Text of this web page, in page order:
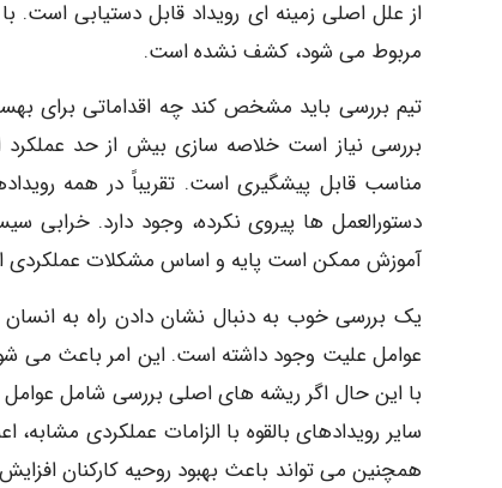
از علل اصلی زمینه ای رویداد قابل دستیابی است.
مربوط می شود، کشف نشده است.
تیم بررسی باید مشخص کند چه اقداماتی برای
بررسی نیاز است خلاصه سازی بیش از حد عملکرد
مناسب قابل پیشگیری است. تقریباً در همه
دستورالعمل ها پیروی نکرده، وجود دارد. خرابی
آموزش ممکن است پایه و اساس مشکلات عملکردی
یک بررسی خوب به دنبال نشان دادن راه به
عوامل علیت وجود داشته است. این امر باعث می
با این حال اگر ریشه های اصلی بررسی شامل عوامل
سایر رویدادهای بالقوه با الزامات عملکردی
همچنین می تواند باعث بهبود روحیه کارکنان